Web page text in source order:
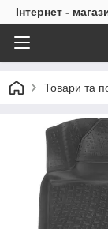
Інтернет -
Товари та